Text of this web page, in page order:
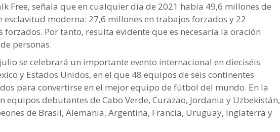
Free, señala que en cualquier día de 2021 había 49,6 millones de
esclavitud moderna: 27,6 millones en trabajos forzados y 22
Por tanto, resulta evidente que es necesaria la oración
personas.
se celebrará un importante evento internacional en dieciséis
y Estados Unidos, en el que 48 equipos de seis continentes
para convertirse en el mejor equipo de fútbol del mundo. En la
debutantes de Cabo Verde, Curazao, Jordania y Uzbekistán,
de Brasil, Alemania, Argentina, Francia, Uruguay, Inglaterra y